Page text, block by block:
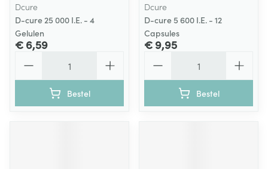
Dcure
D-cure 25 000 I.E. - 4
Gelulen
€ 6,59
Bestel
Dcure
D-cure 5 600 I.E. - 12
Capsules
€ 9,95
Bestel